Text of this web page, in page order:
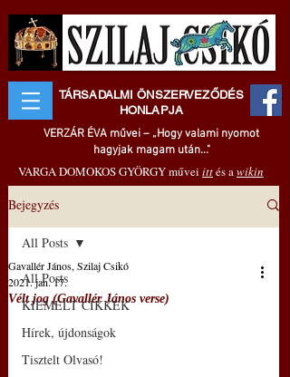
TÁRSADALMI ÖNSZERVEZŐDÉS
HONLAPJA
VERZÁR ÉVA művei – „Hogy valami nyomot
hagyjak magam után..."
VARGA DOMOKOS GYÖRGY művei ittés awikin
Bejegyzés
All Posts
KIEMELT CIKKEK
Hírek, újdonságok
Tisztelt Olvasó!
All Posts
Vélt jog (Gavallér János verse)
Gavallér János, Szilaj Csikó
2021. jan. 17.